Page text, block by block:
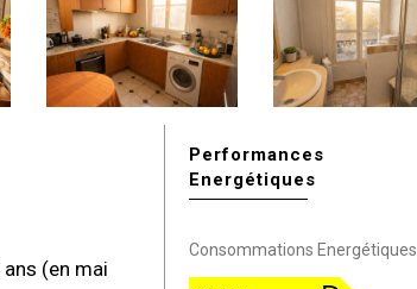
(en mai
Performances
Energétiques
Consommations Energétiques